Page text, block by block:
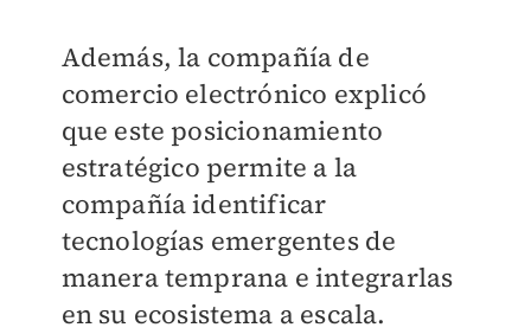
Además, la compañía de
comercio electrónico explicó
que este posicionamiento
estratégico permite a la
compañía identificar
tecnologías emergentes de
manera temprana e integrarlas
en su ecosistema a escala.